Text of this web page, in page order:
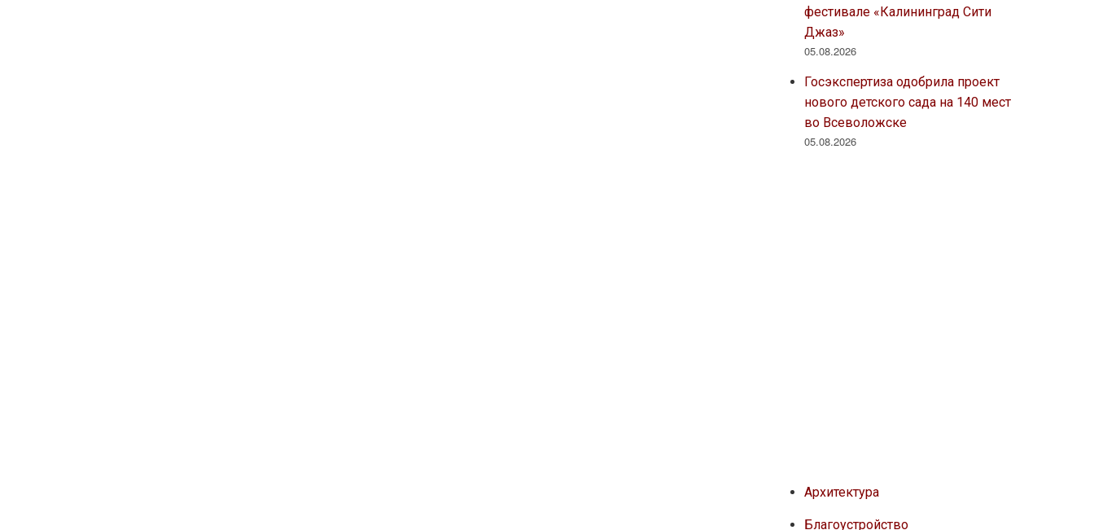
фестивале «Калининград Сити
Джаз»
05.08.2026
Госэкспертиза одобрила проект
нового детского сада на 140 мест
во Всеволожске
05.08.2026
Архитектура
Благоустройство